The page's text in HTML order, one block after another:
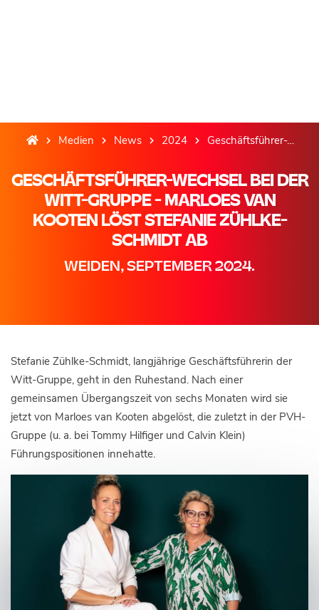
Medien News 2024 Geschäftsführer-Wechsel bei der Witt-Gruppe - Marloes van Kooten löst Stefanie Zühlke-Schmidt ab
GESCHÄFTSFÜHRER-WECHSEL BEI DER
WITT-GRUPPE - MARLOES VAN
KOOTEN LÖST STEFANIE ZÜHLKE-
SCHMIDT AB
WEIDEN, SEPTEMBER 2024.
Stefanie Zühlke-Schmidt, langjährige Geschäftsführerin der
Witt-Gruppe, geht in den Ruhestand. Nach einer
gemeinsamen Übergangszeit von sechs Monaten wird sie
jetzt von Marloes van Kooten abgelöst, die zuletzt in der PVH-
Gruppe (u. a. bei Tommy Hilfiger und Calvin Klein)
Führungspositionen innehatte.